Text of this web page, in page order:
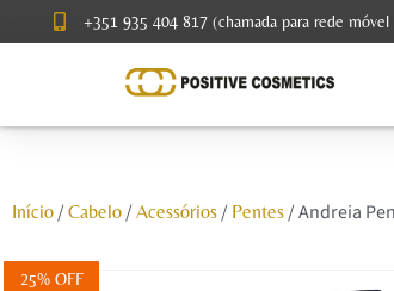
+351 935 404 817 (chamada para rede móvel
Início/ Cabelo/ Acessórios/ Pentes/ Andreia
25% OFF